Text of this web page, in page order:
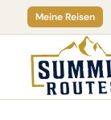
Meine Reisen